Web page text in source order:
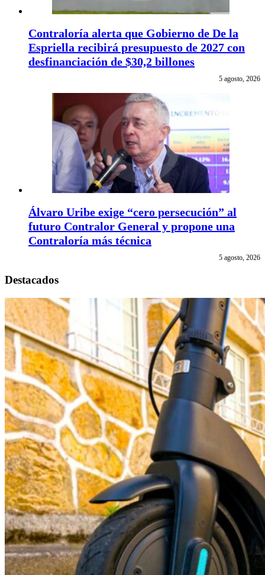
Contraloría alerta que Gobierno de De la
Espriella recibirá presupuesto de 2027 con
desfinanciación de $30,2 billones
5 agosto, 2026
Álvaro Uribe exige “cero persecución” al
futuro Contralor General y propone una
Contraloría más técnica
5 agosto, 2026
Destacados